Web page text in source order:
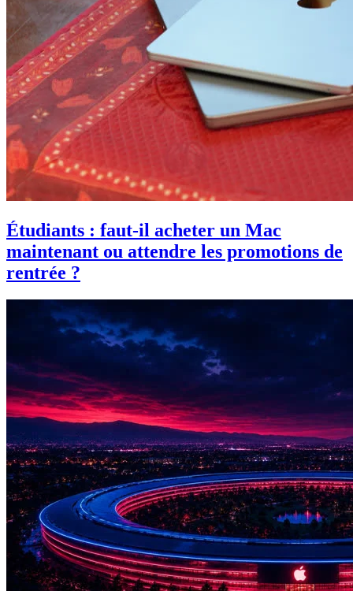
Étudiants : faut-il acheter un Mac
maintenant ou attendre les promotions de
rentrée ?